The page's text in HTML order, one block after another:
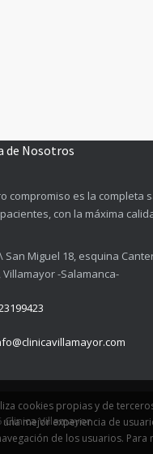
de Nosotros
compromiso es la completa
con la máxima
San Miguel 18, esquina
Villamayor -Salamanca-
Clinica Villamayor
cookies propias y de
una mejor experiencia de
de los usuarios. Para